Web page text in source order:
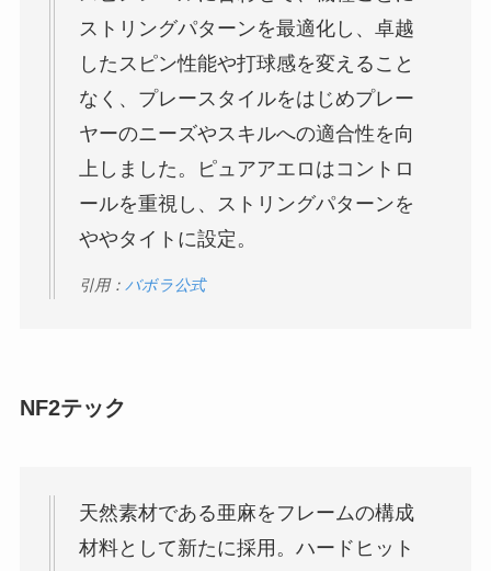
ストリングパターンを最適化し、卓越
したスピン性能や打球感を変えること
なく、プレースタイルをはじめプレー
ヤーのニーズやスキルへの適合性を向
上しました。ピュアアエロはコントロ
ールを重視し、ストリングパターンを
ややタイトに設定。
引用： バボラ公式
NF2テック
天然素材である亜麻をフレームの構成
材料として新たに採用。ハードヒット